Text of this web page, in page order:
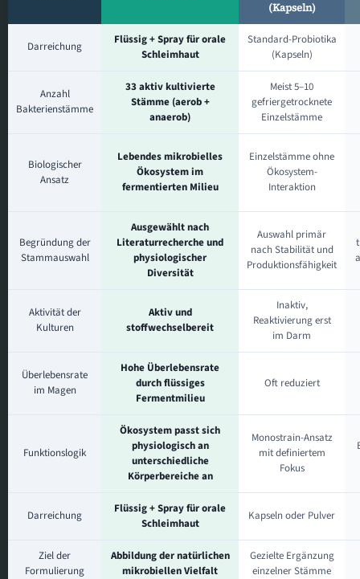
(Kapseln)
Darreichung
Flüssig + Spray für orale
Schleimhaut
Standard-Probiotika
(Kapseln)
Anzahl
Bakterienstämme
33 aktiv kultivierte
Stämme (aerob +
anaerob)
Meist 5–10
gefriergetrocknete
Einzelstämme
Biologischer
Ansatz
Lebendes mikrobielles
Ökosystem im
fermentierten Milieu
Einzelstämme ohne
Ökosystem-
Interaktion
Begründung der
Stammauswahl
Ausgewählt nach
Literaturrecherche und
physiologischer
Diversität
Auswahl primär
nach Stabilität und
Produktionsfähigkeit
Aktivität der
Kulturen
Aktiv und
stoffwechselbereit
Inaktiv,
Reaktivierung erst
im Darm
Überlebensrate
im Magen
Hohe Überlebensrate
durch flüssiges
Fermentmilieu
Oft reduziert
Funktionslogik
Ökosystem passt sich
physiologisch an
unterschiedliche
Körperbereiche an
Monostrain-Ansatz
mit definiertem
Fokus
Darreichung
Flüssig + Spray für orale
Schleimhaut
Kapseln oder Pulver
Ziel der
Formulierung
Abbildung der natürlichen
mikrobiellen Vielfalt
Gezielte Ergänzung
einzelner Stämme